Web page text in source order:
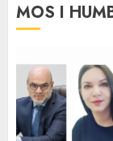
MOS I